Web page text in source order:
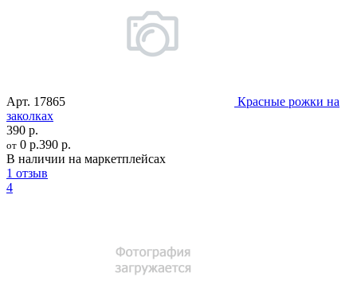
Арт. 17865
Красные рожки на
заколках
390 р.
от 0 р.390 р.
В наличии на маркетплейсах
1 отзыв
4